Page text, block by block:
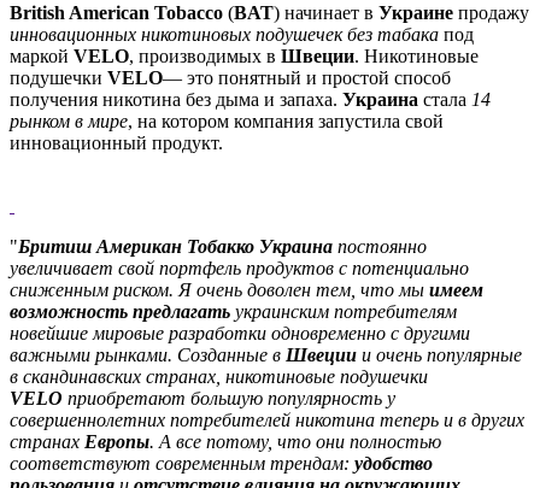
British American Tobacco (BAT) начинает в Украине продажу
инновационных никотиновых подушечек без табака под
маркой VELO, производимых в Швеции. Никотиновые
подушечки VELO— это понятный и простой способ
получения никотина без дыма и запаха. Украина стала 14
рынком в мире, на котором компания запустила свой
инновационный продукт.
"Бритиш Американ Тобакко Украина постоянно
увеличивает свой портфель продуктов с потенциально
сниженным риском. Я очень доволен тем, что мы имеем
возможность предлагать украинским потребителям
новейшие мировые разработки одновременно с другими
важными рынками. Созданные в Швеции и очень популярные
в скандинавских странах, никотиновые подушечки
VELO приобретают большую популярность у
совершеннолетних потребителей никотина теперь и в других
странах Европы. А все потому, что они полностью
соответствуют современным трендам: удобство